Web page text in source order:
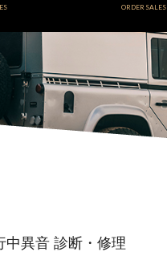
ORDER SALES
中異音 診断・修理